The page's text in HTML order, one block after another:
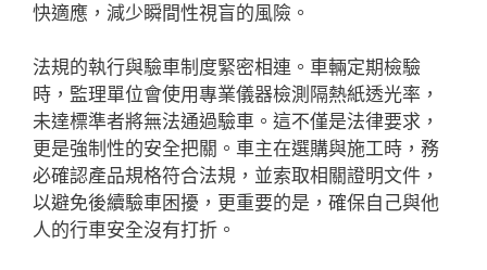
快適應，減少瞬間性視盲的風險。
法規的執行與驗車制度緊密相連。車輛定期檢驗
時，監理單位會使用專業儀器檢測隔熱紙透光率，
未達標準者將無法通過驗車。這不僅是法律要求，
更是強制性的安全把關。車主在選購與施工時，務
必確認產品規格符合法規，並索取相關證明文件，
以避免後續驗車困擾，更重要的是，確保自己與他
人的行車安全沒有打折。